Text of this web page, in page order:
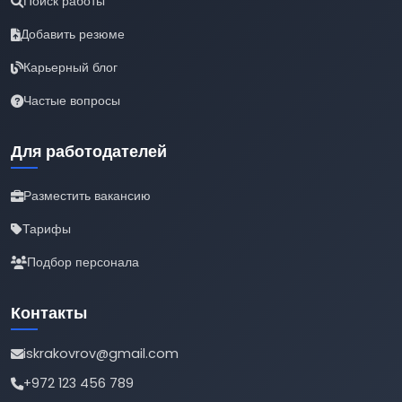
Добавить резюме
Карьерный блог
Частые вопросы
Для работодателей
Разместить вакансию
Тарифы
Подбор персонала
Контакты
iskrakovrov@gmail.com
+972 123 456 789